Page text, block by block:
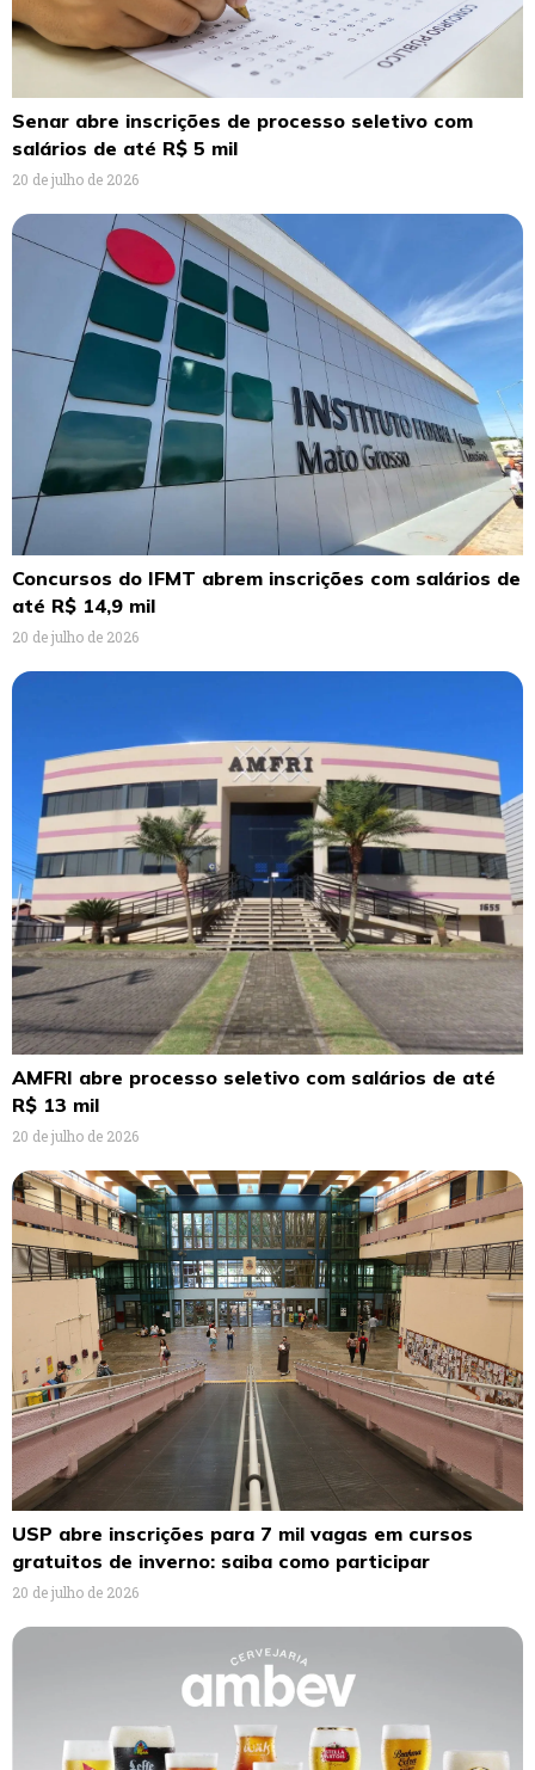
Senar abre inscrições de processo seletivo com
salários de até R$ 5 mil
20 de julho de 2026
Concursos do IFMT abrem inscrições com salários de
até R$ 14,9 mil
20 de julho de 2026
AMFRI abre processo seletivo com salários de até
R$ 13 mil
20 de julho de 2026
USP abre inscrições para 7 mil vagas em cursos
gratuitos de inverno: saiba como participar
20 de julho de 2026